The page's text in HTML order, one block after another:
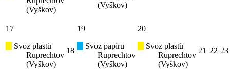
(Vyškov)
(Vyškov)
17
Svoz plastů
Ruprechtov
(Vyškov)
18
19
Svoz papíru
Ruprechtov
(Vyškov)
20
Svoz plastů
Ruprechtov
(Vyškov)
21 22 23